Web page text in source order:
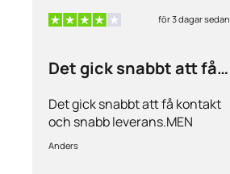
för 3 dagar sedan
Det gick snabbt att få
Det gick snabbt att få kontakt
och snabb leverans.MEN
priserna är alldeles för höga på
Anders